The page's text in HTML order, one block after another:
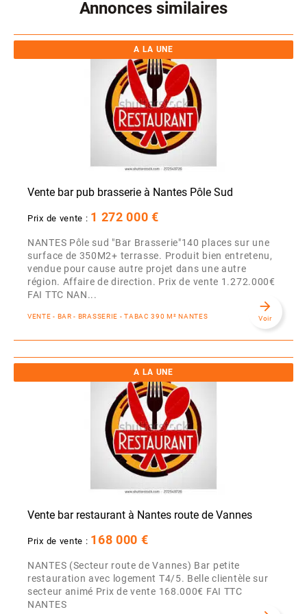
Annonces similaires
A LA UNE
Vente bar pub brasserie à Nantes Pôle Sud
Prix de vente : 1 272 000 €
NANTES Pôle sud "Bar Brasserie"140 places sur une
surface de 350M2+ terrasse. Produit bien entretenu,
vendue pour cause autre projet dans une autre
région. Affaire de direction. Prix de vente 1.272.000€
FAI TTC NAN...
VENTE - BAR - BRASSERIE - TABAC 390 M² NANTES
arrow_forward
Voir
A LA UNE
Vente bar restaurant à Nantes route de Vannes
Prix de vente : 168 000 €
NANTES (Secteur route de Vannes) Bar petite
restauration avec logement T4/5. Belle clientèle sur
secteur animé Prix de vente 168.000€ FAI TTC
NANTES